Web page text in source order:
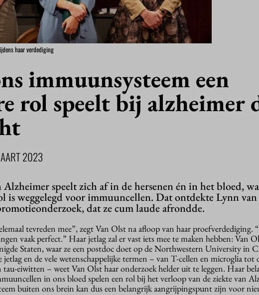
haar verdediging
immuunsysteem een
rol speelt bij alzheimer
2023
Alzheimer speelt zich af in de hersenen én in het bloed,
is weggelegd voor immuuncellen. Dat ontdekte Lynn
dat ze cum laude afrondde.
tevreden mee”, zegt Van Olst na afloop van haar proefverdediging.
vaak perfect.” Haar jetlag zal er vast iets mee te maken hebben: Van
Staten, waar ze een postdoc doet op de Northwestern University in
jetlag en de vele wetenschappelijke termen – van T-cellen en microglia tot
tau-eiwitten – weet Van Olst haar onderzoek helder uit te leggen. Haar
in ons bloed spelen een rol bij het verloop van de ziekte van
buiten ons brein kan dus een belangrijk aangrijpingspunt zijn voor